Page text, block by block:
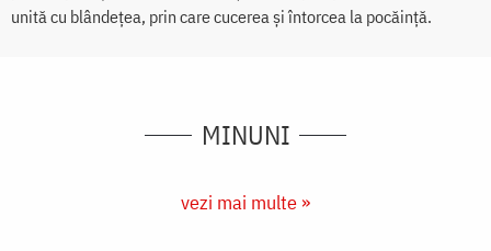
unită cu blândețea, prin care cucerea și întorcea la pocăință.
MINUNI
vezi mai multe »